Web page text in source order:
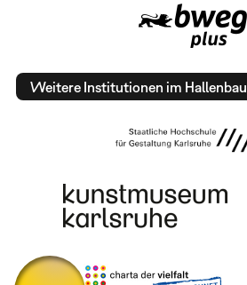
Weitere Institutionen im Hallenbau